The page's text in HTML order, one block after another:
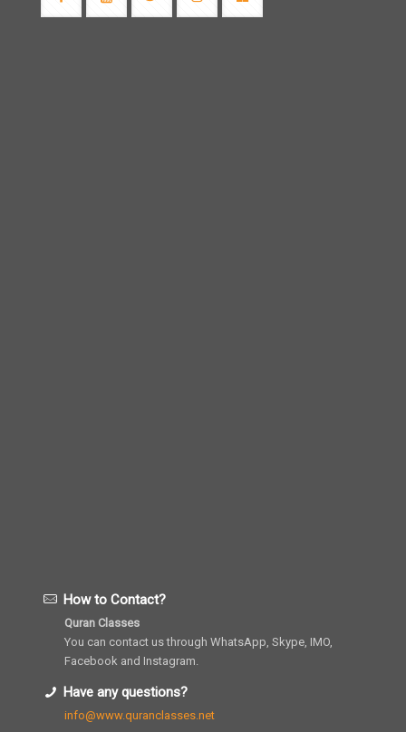
How to Contact?
Quran Classes
You can contact us through WhatsApp, Skype, IMO,
Facebook and Instagram.
Have any questions?
info@www.quranclasses.net